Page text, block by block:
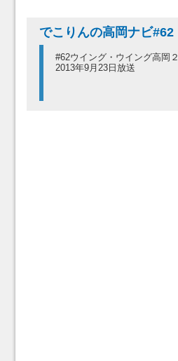
でこりんの高岡ナビ#62
#62ウイング・ウイング高岡２
2013年9月23日放送